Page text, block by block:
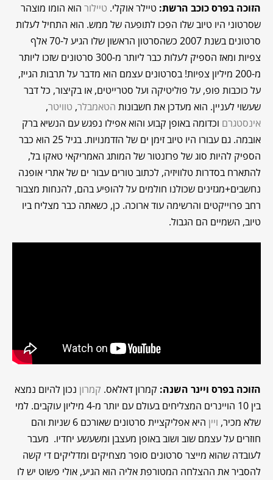
הזוכה בפרס כוכב הרשת: טיילר אוקלי. טיילור הוא הומו מוצהר
שסרטוני היו טיוב שלו הפכו לתופעה של ממש. הוא התחיל לעלות
סרטונים בשנת 2007 כשהסרטון הראשון שלו הגיע ל-70 אלף
צפיות ומאז הספיק לעלות כבר ליותר מ-300 סרטונים שזכו ליותר
מ-200 מיליון צפיות! בסרטונים עצמם הוא מדבר על תרבות הגייז,
על כוכבות פופ, על פוליטיקה ועל סטרייטים, או בקיצור, כל דבר
שעשוי לעניין. הוא מעדכן את חשבונות הטאמבלר, טוויטר,
אינסטגרם וכדומה באופן קבוע והוא אפילו נפגש עם הנשיא ברק
אובמה. גם עבורו היו טיוב זימן ים של הזדמנויות. בגיל 25 הוא כבר
הספיק להיות סוג של פרזנטור של המותג האמריקאי טאקו בל,
להתארח בסדרות טלוויזיה, לכתוב טורים עבור ים של אתרי אופנה
נחשבים+מגזינים שכולנו חולמים על להופיע בהם, להנחות מצבור
רחב פרוייקטים והרשימה עוד ארוכה. כן, כשאתה כבר מצליח ביו
טיוב, השמיים הם הגבול.
הזוכה בפרס ויינר השנה: קמרון דאלאס. קמרון נכון להיום נמצא
בין 10 הויינרים המצליחים בעולם עם יותר מ-4 מיליון עוקבים. למי
שלא מכיר, ויין
היא אפליקציית סרטונים שאורכם 6 שניות והם
חוזרים על עצמם שוב ושוב באופן מעצבן ומשעשע יחדיו. מעבר
לעובדה שהוא מייצר סרטונים סופר מצחיקים ומדליקים די קשה
להסביר את ההצלחה המטורפת אליה הוא הגיע, אולי פשוט יש לו